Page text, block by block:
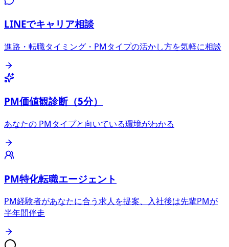
LINEでキャリア相談
進路・転職タイミング・PMタイプの活かし方を気軽に相談
PM価値観診断（5分）
あなたの PMタイプと向いている環境がわかる
PM特化転職エージェント
PM経験者があなたに合う求人を提案、入社後は先輩PMが
半年間伴走